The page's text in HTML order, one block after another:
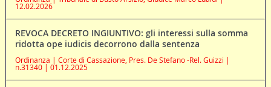
12.02.2026
REVOCA DECRETO INGIUNTIVO: gli interessi sulla somma
ridotta ope iudicis decorrono dalla sentenza
Ordinanza | Corte di Cassazione, Pres. De Stefano -Rel. Guizzi |
n.31340 | 01.12.2025